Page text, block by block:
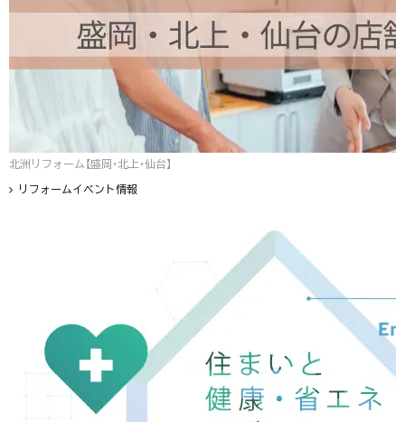
北洲リフォーム【盛岡・北上・仙台】
リフォームイベント情報